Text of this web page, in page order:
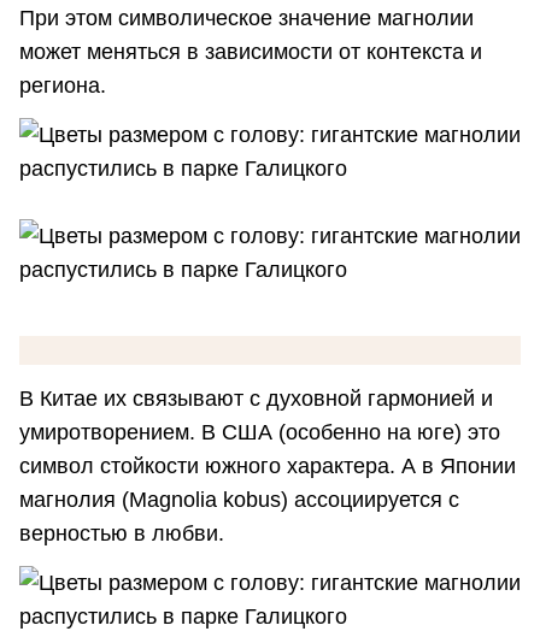
При этом символическое значение магнолии
может меняться в зависимости от контекста и
региона.
В Китае их связывают с духовной гармонией и
умиротворением. В США (особенно на юге) это
символ стойкости южного характера. А в Японии
магнолия (Magnolia kobus) ассоциируется с
верностью в любви.